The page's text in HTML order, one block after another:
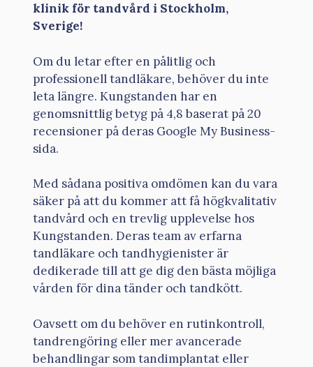
klinik för tandvård i Stockholm,
Sverige!
Om du letar efter en pålitlig och
professionell tandläkare, behöver du inte
leta längre. Kungstanden har en
genomsnittlig betyg på 4,8 baserat på 20
recensioner på deras Google My Business-
sida.
Med sådana positiva omdömen kan du vara
säker på att du kommer att få högkvalitativ
tandvård och en trevlig upplevelse hos
Kungstanden. Deras team av erfarna
tandläkare och tandhygienister är
dedikerade till att ge dig den bästa möjliga
vården för dina tänder och tandkött.
Oavsett om du behöver en rutinkontroll,
tandrengöring eller mer avancerade
behandlingar som tandimplantat eller